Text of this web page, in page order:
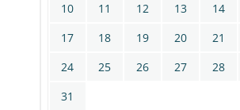
10
11 12 13 14
17
18 19 20 21
24
25 26 27 28
31